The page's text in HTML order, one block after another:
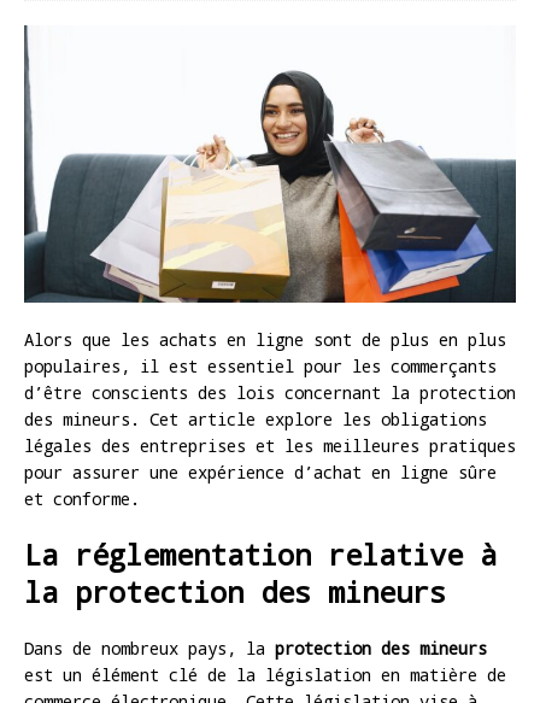
Alors que les achats en ligne sont de plus en plus
populaires, il est essentiel pour les commerçants
d’être conscients des lois concernant la protection
des mineurs. Cet article explore les obligations
légales des entreprises et les meilleures pratiques
pour assurer une expérience d’achat en ligne sûre
et conforme.
La réglementation relative à
la protection des mineurs
Dans de nombreux pays, la protection des mineurs
est un élément clé de la législation en matière de